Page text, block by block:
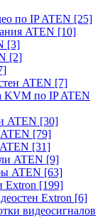
по IP ATEN [25]
ATEN [10]
[3]
[2]
ATEN [7]
KVM по IP ATEN
ATEN [30]
[79]
[31]
ATEN [9]
ATEN [63]
Extron [199]
Extron [6]
видеосигналов